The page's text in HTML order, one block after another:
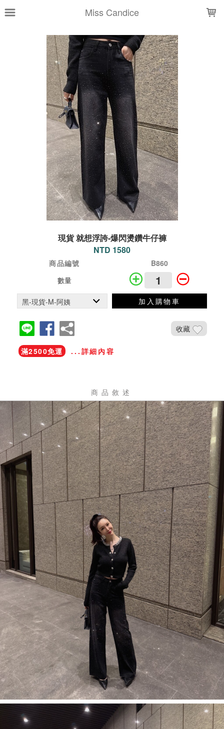
Miss Candice
現貨 就想浮誇-爆閃燙鑽牛仔褲
NTD 1580
商品編號
B860
數量
加入購物車
收藏
滿2500免運 ...詳細內容
商品敘述